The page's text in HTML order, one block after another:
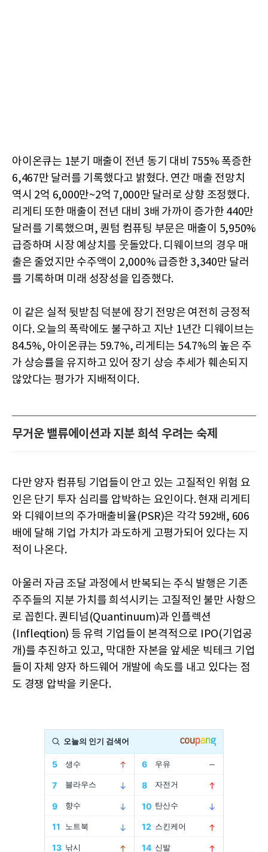
아이온큐는 1분기 매출이 전년 동기 대비 755% 폭증한
6,467만 달러를 기록했다고 밝혔다. 연간 매출 전망치
역시 2억 6,000만~2억 7,000만 달러로 상향 조정했다.
리게티 또한 매출이 전년 대비 3배 가까이 증가한 440만
달러를 기록했으며, 퀀텀 컴퓨팅 부문은 매출이 5,950%
급증하며 시장 예상치를 웃돌았다. 디웨이브의 경우 매
출은 줄었지만 수주액이 2,000% 급증한 3,340만 달러
를 기록하며 미래 성장성을 입증했다.
이 같은 실적 뒷받침 덕분에 장기 전망은 여전히 긍정적
이다. 오늘의 폭락에도 불구하고 지난 1년간 디웨이브는
84.5%, 아이온큐는 59.7%, 리게티는 54.7%의 높은 주
가 상승률을 유지하고 있어 장기 상승 추세가 훼손되지
않았다는 평가가 지배적이다.
무거운 밸류에이션과 지분 희석 우려는 숙제
다만 양자 컴퓨팅 기업들이 안고 있는 고질적인 위험 요
인은 단기 투자 심리를 압박하는 요인이다. 현재 리게티
와 디웨이브의 주가매출비율(PSR)은 각각 592배, 606
배에 달해 기업 가치가 과도하게 고평가되어 있다는 지
적이 나온다.
아울러 자금 조달 과정에서 반복되는 주식 발행은 기존
주주들의 지분 가치를 희석시키는 고질적인 불만 사항으
로 꼽힌다. 퀀티넘(Quantinuum)과 인플렉션
(Infleqtion) 등 유력 기업들이 본격적으로 IPO(기업공
개)를 추진하고 있고, 막대한 자본을 앞세운 빅테크 기업
들이 자체 양자 하드웨어 개발에 속도를 내고 있다는 점
도 경쟁 압박을 키운다.